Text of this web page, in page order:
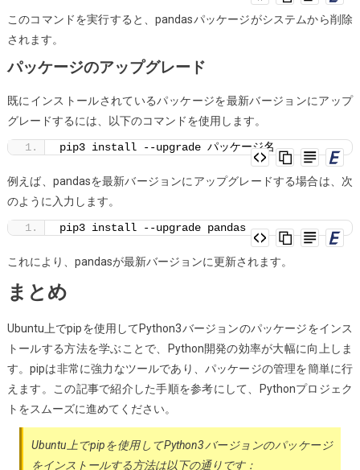
このコマンドを実行すると、pandasパッケージがシステムから削除
されます。
パッケージのアップグレード
既にインストールされているパッケージを最新バージョンにアップ
グレードするには、以下のコマンドを使用します。
pip3 install --upgrade パッケージ名
例えば、pandasを最新バージョンにアップグレードする場合は、次
のように入力します。
pip3 install --upgrade pandas
これにより、pandasが最新バージョンに更新されます。
まとめ
Ubuntu上でpipを使用してPython3バージョンのパッケージをインス
トールする方法を学ぶことで、Python開発の効率が大幅に向上しま
す。pipは非常に強力なツールであり、パッケージの管理を簡単に行
えます。この記事で紹介した手順を参考にして、Pythonプロジェク
トをスムーズに進めてください。
Ubuntu上でpipを使用してPython3バージョンのパッケージ
をインストールする方法は以下の通りです：